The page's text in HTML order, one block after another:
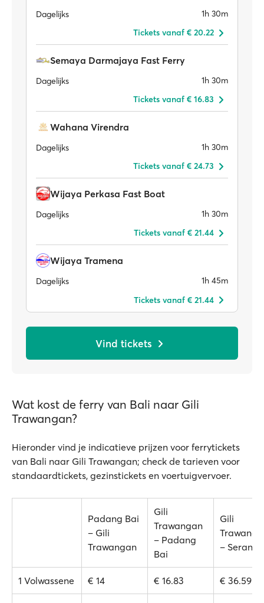
Dagelijks
1h 30m
Tickets vanaf € 20.22
Semaya Darmajaya Fast Ferry
Dagelijks
1h 30m
Tickets vanaf € 16.83
Wahana Virendra
Dagelijks
1h 30m
Tickets vanaf € 24.73
Wijaya Perkasa Fast Boat
Dagelijks
1h 30m
Tickets vanaf € 21.44
Wijaya Tramena
Dagelijks
1h 45m
Tickets vanaf € 21.44
Vind tickets
Wat kost de ferry van Bali naar Gili
Trawangan?
Hieronder vind je indicatieve prijzen voor ferrytickets
van Bali naar Gili Trawangan; check de tarieven voor
standaardtickets, gezinstickets en voertuigvervoer.
Padang Bai
– Gili
Trawangan
Gili
Trawangan
– Padang
Bai
Gili
–
1 Volwassene € 14 € 16.83 € 36.59